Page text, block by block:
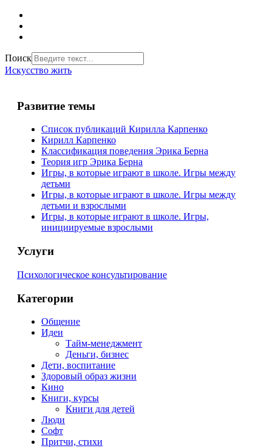
Поиск
Искусство жить
Развитие темы
Список публикаций Кирилла Карпенко
Кирилл Карпенко
Классификация поведения Эрика Берна
Теория игр Эрика Берна
Игры, в которые играют в школе. Игры между
детьми
Игры, в которые играют в школе. Игры между
детьми и взрослыми
Игры, в которые играют в школе. Игры,
инициируемые взрослыми
Услуги
Психологическое консультирование
Категории
Общение
Идеи
Тайм-менеджмент
Деньги, бизнес
Дети, воспитание
Здоровый образ жизни
Кино
Книги, курсы
Книги для детей
Люди
Софт
Притчи, стихи